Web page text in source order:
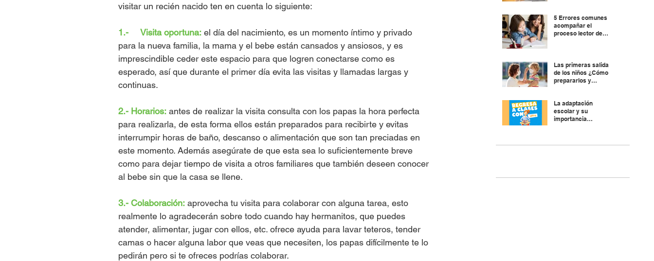
5 Errores comunes al
acompañar el
proceso lector de
Las primeras salidas
de los niños ¿Cómo
prepararlos y
La adaptación
escolar y su
importancia
visitar un recién nacido ten en cuenta lo siguiente:
1.-     Visita oportuna: el día del nacimiento, es un momento íntimo y privado
para la nueva familia, la mama y el bebe están cansados y ansiosos, y es
imprescindible ceder este espacio para que logren conectarse como es
esperado, así que durante el primer día evita las visitas y llamadas largas y
continuas.
2.- Horarios: antes de realizar la visita consulta con los papas la hora perfecta
para realizarla, de esta forma ellos están preparados para recibirte y evitas
interrumpir horas de baño, descanso o alimentación que son tan preciadas en
este momento. Además asegúrate de que esta sea lo suficientemente breve
como para dejar tiempo de visita a otros familiares que también deseen conocer
al bebe sin que la casa se llene.
3.- Colaboración: aprovecha tu visita para colaborar con alguna tarea, esto
realmente lo agradecerán sobre todo cuando hay hermanitos, que puedes
atender, alimentar, jugar con ellos, etc. ofrece ayuda para lavar teteros, tender
camas o hacer alguna labor que veas que necesiten, los papas difícilmente te lo
pedirán pero si te ofreces podrías colaborar.